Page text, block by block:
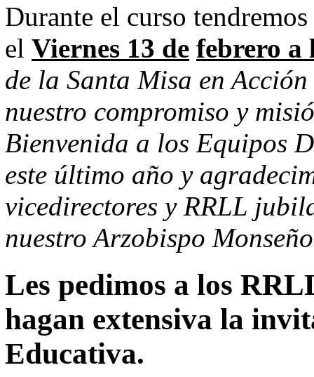
Durante el curso
el Viernes 13 de febrero a
de la Santa Misa en
nuestro compromiso y
Bienvenida a los Equipos
este último año y
vicedirectores y RRLL
nuestro Arzobispo
Les pedimos a los
hagan extensiva la
Educativa.